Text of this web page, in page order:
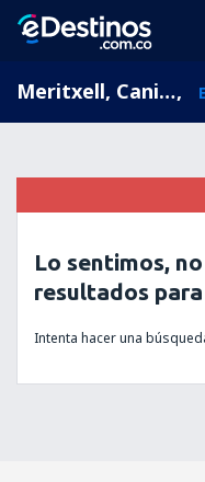
Meritxell, Canillo, Andorra,
Lo sentimos,
resultados
Intenta hacer una